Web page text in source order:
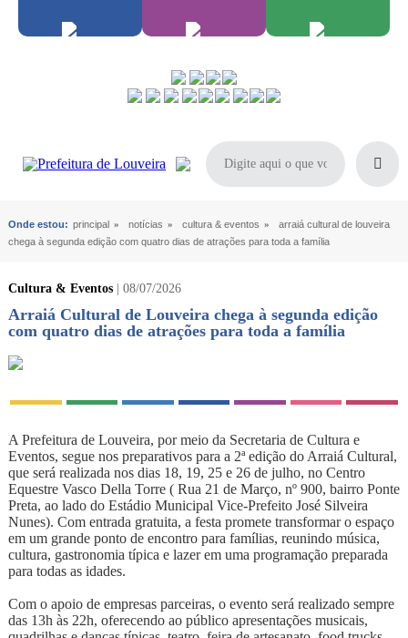
Onde estou: principal » notícias » cultura & eventos »
arraiá cultural de louveira
chega à segunda edição com quatro dias de atrações para toda a família
Cultura & Eventos| 08/07/2026
Arraiá Cultural de Louveira chega à segunda edição
com quatro dias de atrações para toda a família
A Prefeitura de Louveira, por meio da Secretaria de Cultura e
Eventos, segue nos preparativos para a 2ª edição do Arraiá Cultural,
que será realizada nos dias 18, 19, 25 e 26 de julho, no Centro
Equestre Vasco Della Torre ( Rua 21 de Março, nº 900, bairro Ponte
Preta, ao lado do Estádio Municipal Vice-Prefeito José Silveira
Nunes). Com entrada gratuita, a festa promete transformar o espaço
em um grande ponto de encontro para famílias, reunindo música,
cultura, gastronomia típica e lazer em uma programação preparada
para todas as idades.
Com o apoio de empresas parceiras, o evento será realizado sempre
das 13h às 22h, oferecendo ao público apresentações musicais,